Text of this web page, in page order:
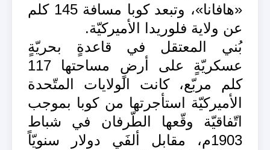
«هافانا»، وتبعد كوبا مسافة 145 كلم
عن ولاية فلوريدا الأميركيّة.
بُني المعتقل في قاعدةٍ بحريّةٍ
عسكريّةٍ على أرضٍ مساحتها 117
كلم مربّع، كانت الولايات المتّحدة
الأميركيّة استأجرتها من كوبا بموجب
اتّفاقيّة وقّعها الطّرفان في شباط
1903م، مقابل ألفَي دولار سنويّاً